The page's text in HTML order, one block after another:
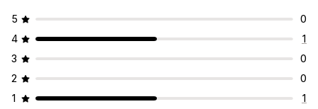
5
0
4
1
3
0
2
0
1
1